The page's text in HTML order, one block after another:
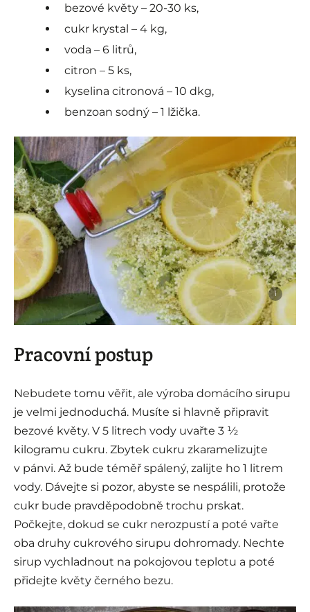
bezové květy – 20-30 ks,
cukr krystal – 4 kg,
voda – 6 litrů,
citron – 5 ks,
kyselina citronová – 10 dkg,
benzoan sodný – 1 lžička.
i
Pracovní postup
Nebudete tomu věřit, ale výroba domácího sirupu
je velmi jednoduchá. Musíte si hlavně připravit
bezové květy. V 5 litrech vody uvařte 3 ½
kilogramu cukru. Zbytek cukru zkaramelizujte
v pánvi. Až bude téměř spálený, zalijte ho 1 litrem
vody. Dávejte si pozor, abyste se nespálili, protože
cukr bude pravděpodobně trochu prskat.
Počkejte, dokud se cukr nerozpustí a poté vařte
oba druhy cukrového sirupu dohromady. Nechte
sirup vychladnout na pokojovou teplotu a poté
přidejte květy černého bezu.